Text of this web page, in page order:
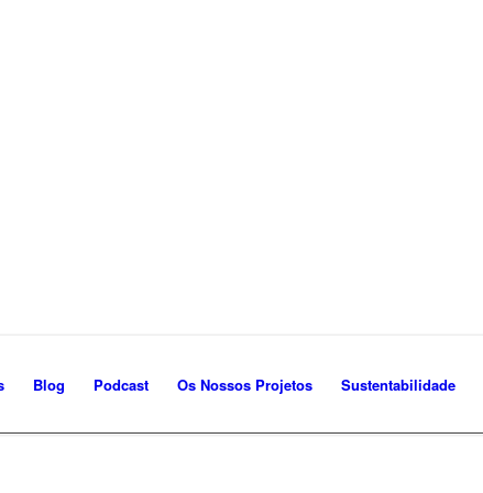
Blog Podcast Os Nossos Projetos Sustentabilidade